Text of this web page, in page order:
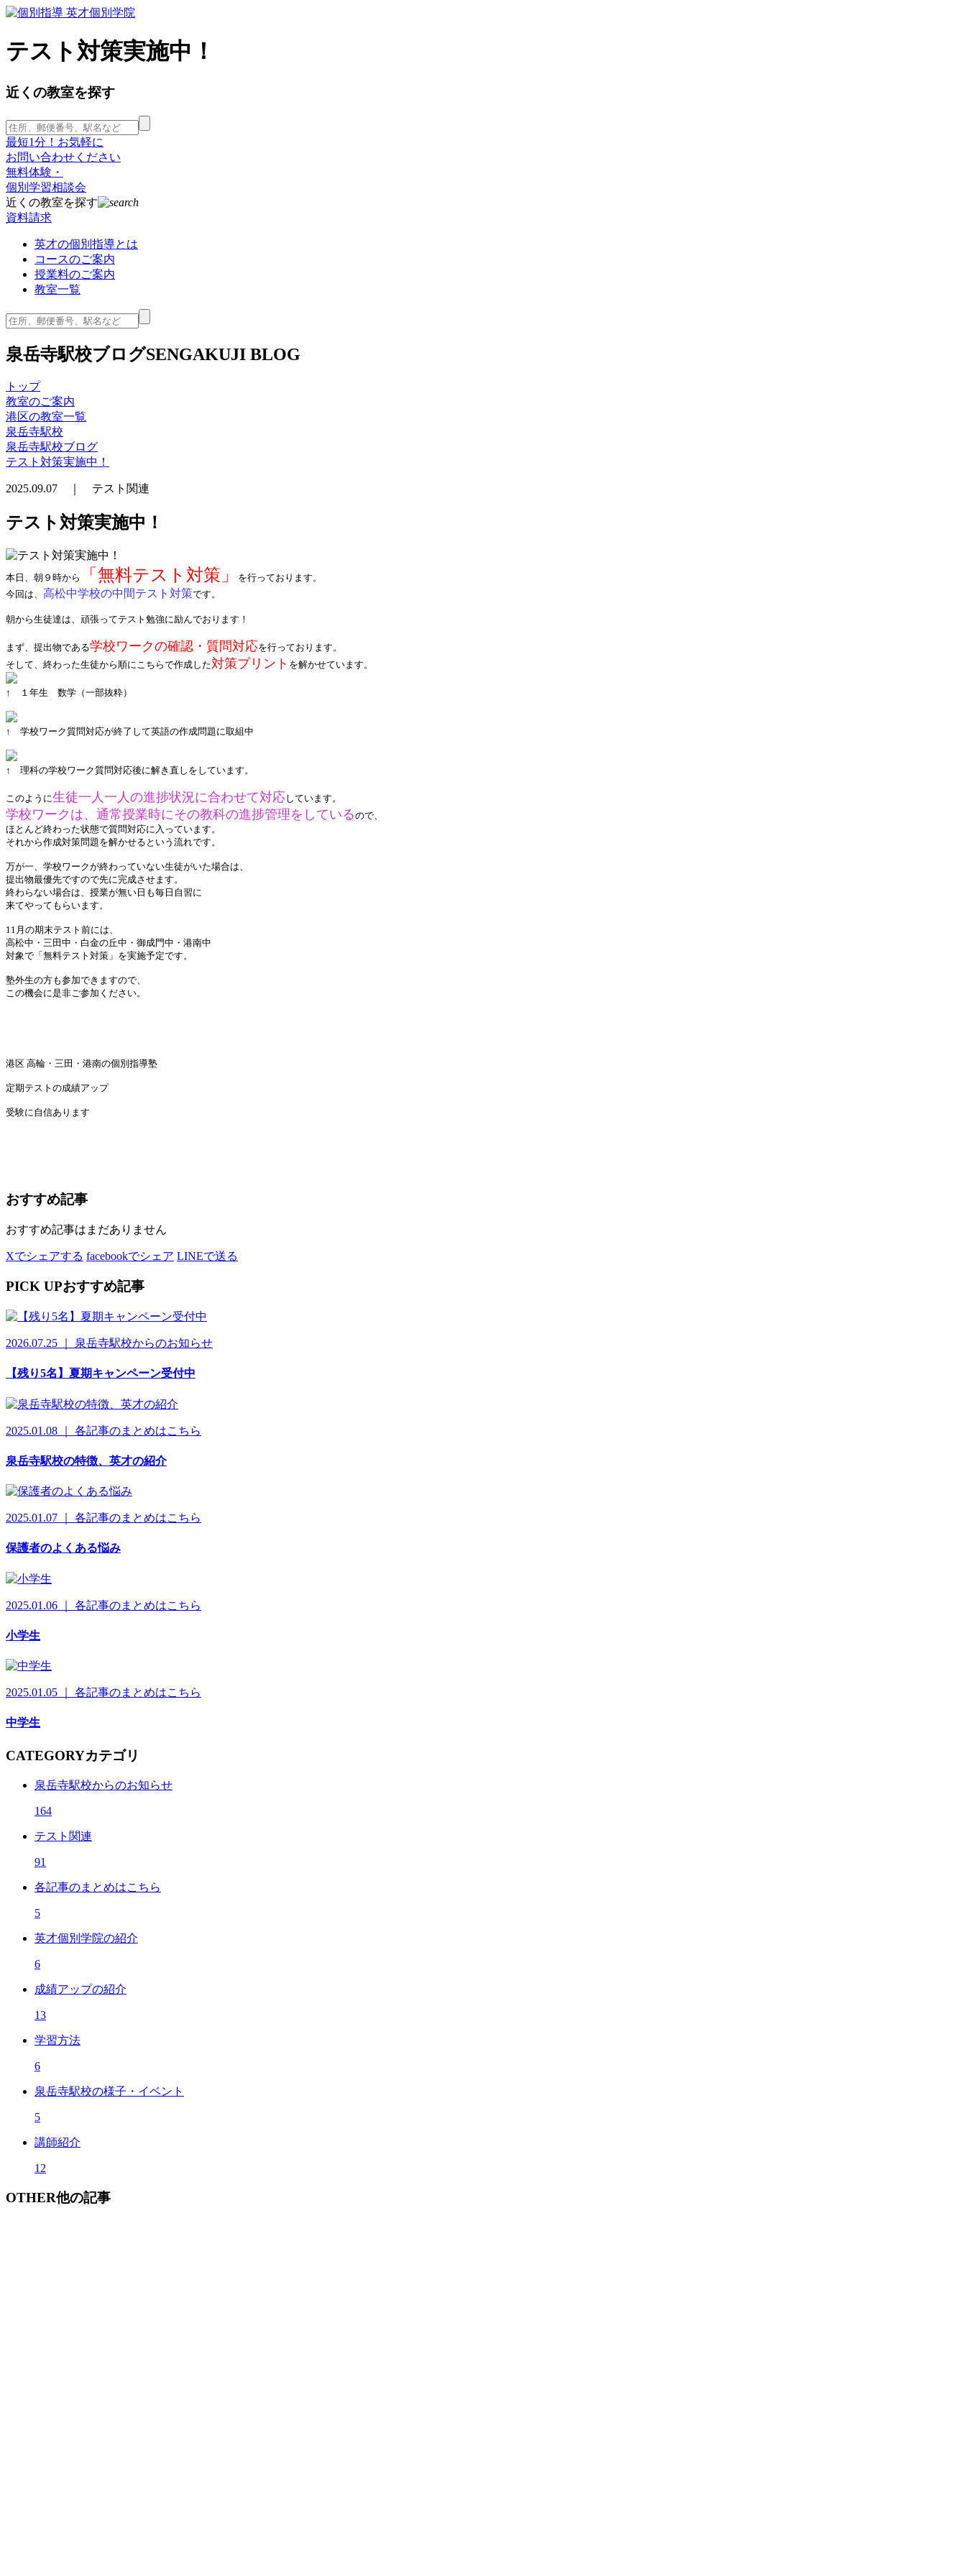
テスト対策実施中！
近くの教室を探す
最短1分！お気軽に
お問い合わせください
無料体験・
個別学習相談会
近くの教室を探す
資料請求
英才の個別指導とは
コースのご案内
授業料のご案内
教室一覧
泉岳寺駅校ブログSENGAKUJI BLOG
トップ
教室のご案内
港区の教室一覧
泉岳寺駅校
泉岳寺駅校ブログ
テスト対策実施中！
2025.09.07 ｜ テスト関連
テスト対策実施中！
本日、朝９時から 「無料テスト対策」
を行っております。
今回は、 高松中学校の中間テスト対策です。
朝から生徒達は、頑張ってテスト勉強に励んでおります！
まず、提出物である学校ワークの確認・質問対応を行っております。
そして、終わった生徒から順にこちらで作成した対策プリント を解かせています。
↑ １年生 数学（一部抜粋）
↑ 学校ワーク質問対応が終了して英語の作成問題に取組中
↑ 理科の学校ワーク質問対応後に解き直しをしています。
このように生徒一人一人の進捗状況に合わせて対応しています。
学校ワークは、通常授業時にその教科の進捗管理をしているので、
ほとんど終わった状態で質問対応に入っています。
それから作成対策問題を解かせるという流れです。
万が一、学校ワークが終わっていない生徒がいた場合は、
提出物最優先ですので先に完成させます。
終わらない場合は、授業が無い日も毎日自習に
来てやってもらいます。
11月の期末テスト前には、
高松中・三田中・白金の丘中・御成門中・港南中
対象で 「無料テスト対策」を実施予定です。
塾外生の方も参加できますので、
この機会に是非ご参加ください。
港区 高輪・三田・港南の個別指導塾
定期テストの成績アップ
受験に自信あります
おすすめ記事
おすすめ記事はまだありません
Xでシェアする facebookでシェア LINEで送る
PICK UPおすすめ記事
2026.07.25 ｜ 泉岳寺駅校からのお知らせ
【残り5名】夏期キャンペーン受付中
2025.01.08 ｜ 各記事のまとめはこちら
泉岳寺駅校の特徴、英才の紹介
2025.01.07 ｜ 各記事のまとめはこちら
保護者のよくある悩み
2025.01.06 ｜ 各記事のまとめはこちら
小学生
2025.01.05 ｜ 各記事のまとめはこちら
中学生
CATEGORYカテゴリ
泉岳寺駅校からのお知らせ
164
テスト関連
91
各記事のまとめはこちら
5
英才個別学院の紹介
6
成績アップの紹介
13
学習方法
6
泉岳寺駅校の様子・イベント
5
講師紹介
12
OTHER他の記事